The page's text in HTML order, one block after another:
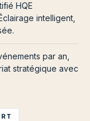
HQE
intelligent,
par an,
stratégique avec